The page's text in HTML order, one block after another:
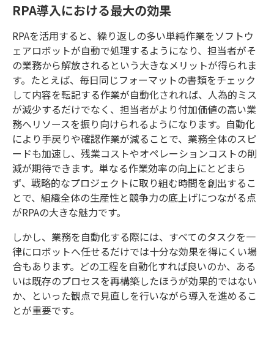
い」と思っていませんか？ しか
し、現場で得られたデータを生かし
品質改善につなげる取り組みが可能
となるなど、DXと製造業の相性は非
常に良いのです。 この記事では、製
造業においてDXを実現するためのポ
イントや、実際にDXを進めている製
造業の事例などをご紹介します。
RPA導入における最大の効果
RPAを活用すると、繰り返しの多い単純作業をソフトウ
ェアロボットが自動で処理するようになり、担当者がそ
の業務から解放されるという大きなメリットが得られま
す。たとえば、毎日同じフォーマットの書類をチェック
して内容を転記する作業が自動化されれば、人為的ミス
が減少するだけでなく、担当者がより付加価値の高い業
務へリソースを振り向けられるようになります。自動化
により手戻りや確認作業が減ることで、業務全体のスピ
ードも加速し、残業コストやオペレーションコストの削
減が期待できます。単なる作業効率の向上にとどまら
ず、戦略的なプロジェクトに取り組む時間を創出するこ
とで、組織全体の生産性と競争力の底上げにつながる点
がRPAの大きな魅力です。
しかし、業務を自動化する際には、すべてのタスクを一
律にロボットへ任せるだけでは十分な効果を得にくい場
合もあります。どの工程を自動化すれば良いのか、ある
いは既存のプロセスを再構築したほうが効果的ではない
か、といった観点で見直しを行いながら導入を進めるこ
とが重要です。